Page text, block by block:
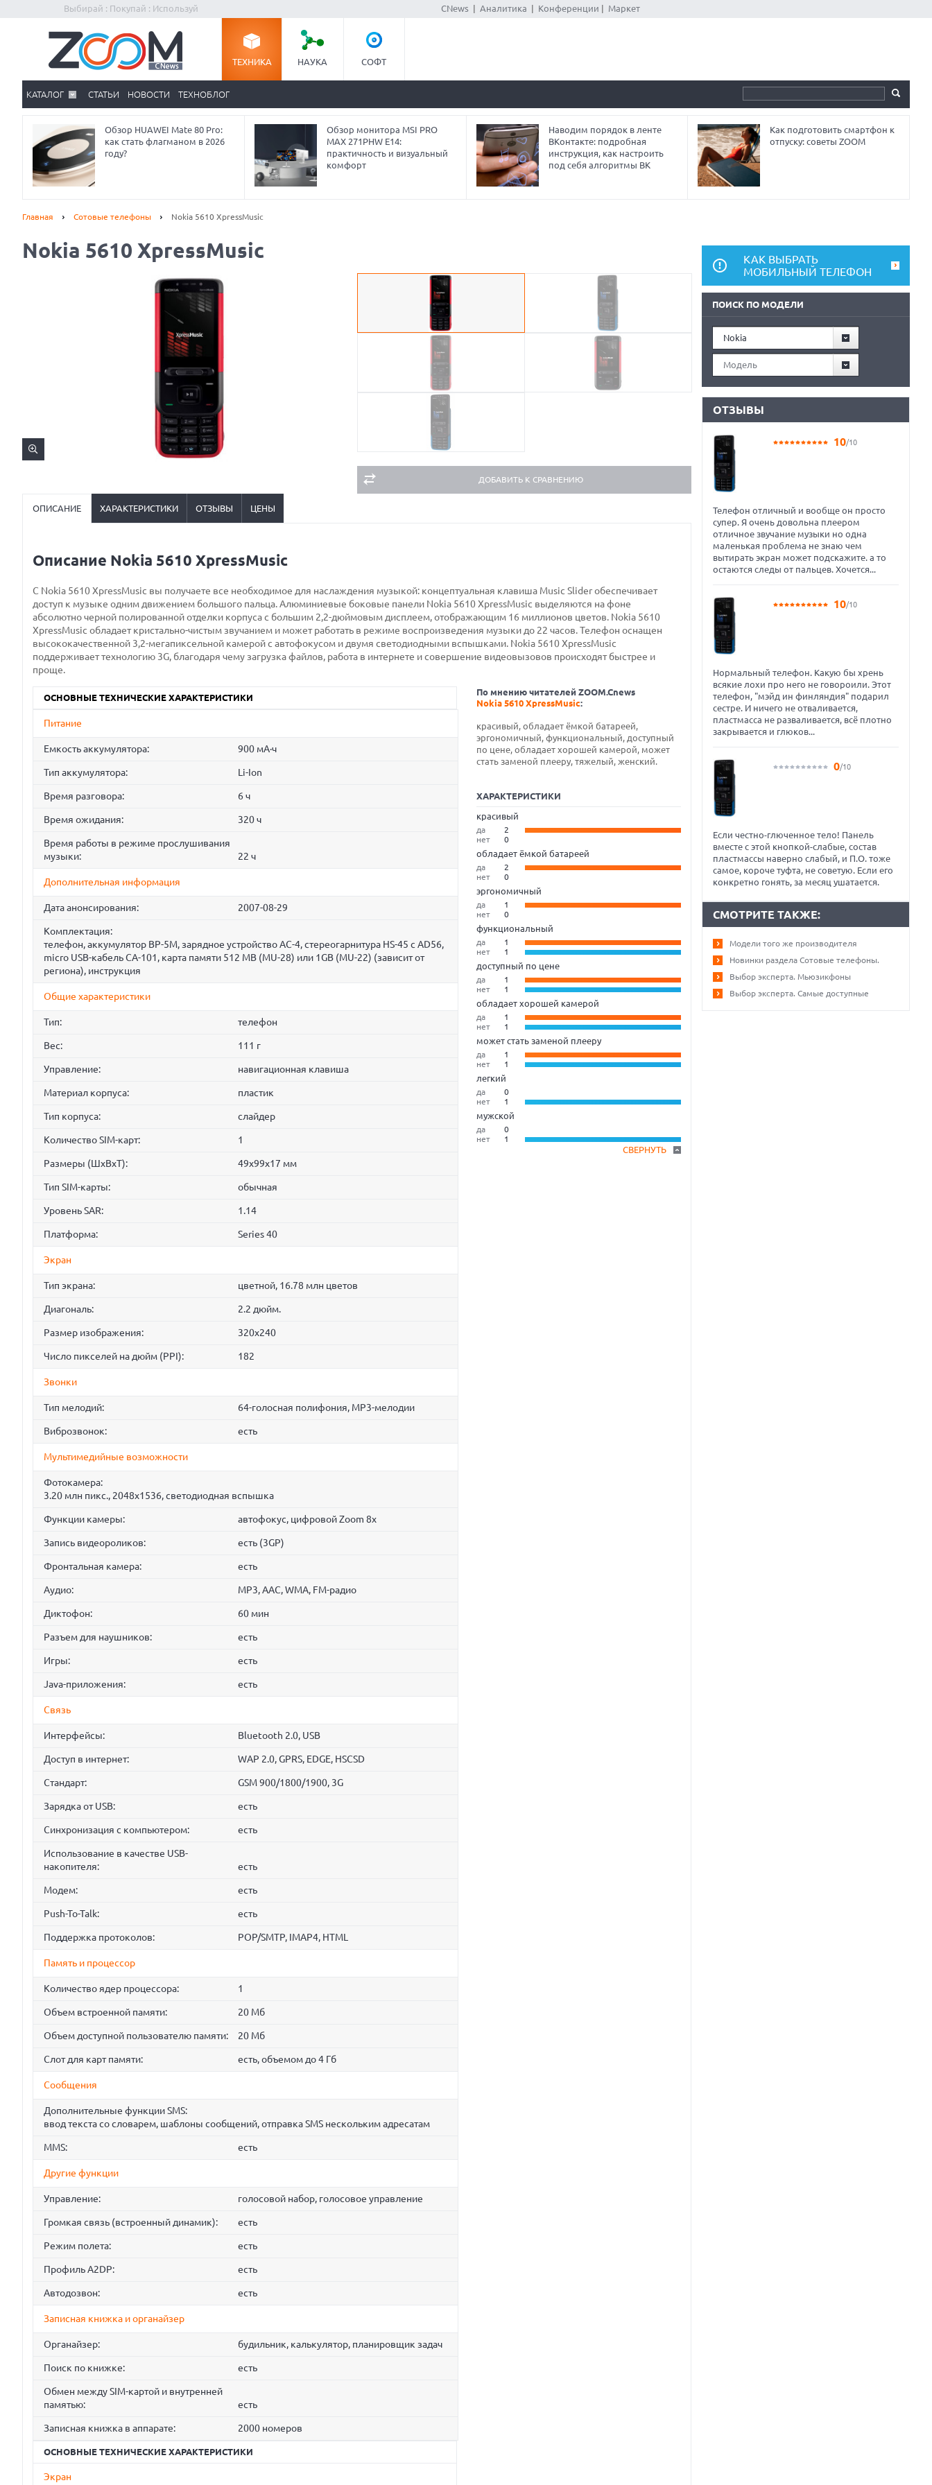
Выбирай : Покупай : Используй CNews| Аналитика Конференции Маркет
ТЕХНИКА НАУКА СОФТ
КАТАЛОГ СТАТЬИ НОВОСТИ ТЕХНОБЛОГ
Обзор HUAWEI Mate 80 Pro:
как стать флагманом в 2026
году?
Обзор монитора MSI PRO
MAX 271PHW E14:
практичность и визуальный
комфорт
Наводим порядок в ленте
ВКонтакте: подробная
инструкция, как настроить
под себя алгоритмы ВК
Как подготовить смартфон к
отпуску: советы ZOOM
Главная Сотовые телефоны Nokia 5610 XpressMusic
Nokia 5610 XpressMusic
ДОБАВИТЬ К СРАВНЕНИЮ
ОПИСАНИЕ ХАРАКТЕРИСТИКИ ОТЗЫВЫ ЦЕНЫ
Описание Nokia 5610 XpressMusic
С Nokia 5610 XpressMusic вы получаете все необходимое для наслаждения музыкой: концептуальная клавиша Music Slider обеспечивает
доступ к музыке одним движением большого пальца. Алюминиевые боковые панели Nokia 5610 XpressMusic выделяются на фоне
абсолютно черной полированной отделки корпуса с большим 2,2-дюймовым дисплеем, отображающим 16 миллионов цветов. Nokia 5610
XpressMusic обладает кристально-чистым звучанием и может работать в режиме воспроизведения музыки до 22 часов. Телефон оснащен
высококачественной 3,2-мегапиксельной камерой с автофокусом и двумя светодиодными вспышками. Nokia 5610 XpressMusic
поддерживает технологию 3G, благодаря чему загрузка файлов, работа в интернете и совершение видеовызовов происходят быстрее и
проще.
По мнению читателей ZOOM.Cnews
Nokia 5610 XpressMusic:
красивый, обладает ёмкой батареей,
эргономичный, функциональный, доступный
по цене, обладает хорошей камерой, может
стать заменой плееру, тяжелый, женский.
ХАРАКТЕРИСТИКИ
красивый
да
2
нет
0
обладает ёмкой батареей
да
2
нет
0
эргономичный
да
1
нет
0
функциональный
да
1
нет
1
доступный по цене
да
1
нет
1
обладает хорошей камерой
да
1
нет
1
может стать заменой плееру
да
1
нет
1
легкий
да
0
нет
1
мужской
да
0
нет
1
СВЕРНУТЬ
ОСНОВНЫЕ ТЕХНИЧЕСКИЕ ХАРАКТЕРИСТИКИ
Питание
Емкость аккумулятора: 900 мА·ч
Тип аккумулятора: Li-Ion
Время разговора: 6 ч
Время ожидания: 320 ч
Время работы в режиме прослушивания
музыки:
22 ч
Дополнительная информация
Дата анонсирования: 2007-08-29
Комплектация:
телефон, аккумулятор BP-5M, зарядное устройство AC-4, стереогарнитура HS-45 с AD56,
micro USB-кабель CA-101, карта памяти 512 MB (MU-28) или 1GB (MU-22) (зависит от
региона), инструкция
Общие характеристики
Тип: телефон
Вес: 111 г
Управление: навигационная клавиша
Материал корпуса: пластик
Тип корпуса: слайдер
Количество SIM-карт: 1
Размеры (ШxВxТ): 49x99x17 мм
Тип SIM-карты: обычная
Уровень SAR: 1.14
Платформа: Series 40
Экран
Тип экрана: цветной, 16.78 млн цветов
Диагональ: 2.2 дюйм.
Размер изображения: 320x240
Число пикселей на дюйм (PPI): 182
Звонки
Тип мелодий: 64-голосная полифония, MP3-мелодии
Виброзвонок: есть
Мультимедийные возможности
Фотокамера:
3.20 млн пикс., 2048x1536, светодиодная вспышка
Функции камеры: автофокус, цифровой Zoom 8x
Запись видеороликов: есть (3GP)
Фронтальная камера: есть
Аудио: MP3, AAC, WMA, FM-радио
Диктофон: 60 мин
Разъем для наушников: есть
Игры: есть
Java-приложения: есть
Связь
Интерфейсы: Bluetooth 2.0, USB
Доступ в интернет: WAP 2.0, GPRS, EDGE, HSCSD
Стандарт: GSM 900/1800/1900, 3G
Зарядка от USB: есть
Синхронизация с компьютером: есть
Использование в качестве USB-
накопителя:
есть
Модем: есть
Push-To-Talk: есть
Поддержка протоколов: POP/SMTP, IMAP4, HTML
Память и процессор
Количество ядер процессора: 1
Объем встроенной памяти: 20 Мб
Объем доступной пользователю памяти: 20 Мб
Слот для карт памяти: есть, объемом до 4 Гб
Сообщения
Дополнительные функции SMS:
ввод текста со словарем, шаблоны сообщений, отправка SMS нескольким адресатам
MMS: есть
Другие функции
Управление: голосовой набор, голосовое управление
Громкая связь (встроенный динамик): есть
Режим полета: есть
Профиль A2DP: есть
Автодозвон: есть
Записная книжка и органайзер
Органайзер: будильник, калькулятор, планировщик задач
Поиск по книжке: есть
Обмен между SIM-картой и внутренней
памятью:
есть
Записная книжка в аппарате: 2000 номеров
ОСНОВНЫЕ ТЕХНИЧЕСКИЕ ХАРАКТЕРИСТИКИ
Экран
КАК ВЫБРАТЬ
МОБИЛЬНЫЙ ТЕЛЕФОН
ПОИСК ПО МОДЕЛИ
Nokia
Модель
ОТЗЫВЫ
10/10
Телефон отличный и вообще он просто
супер. Я очень довольна плеером
отличное звучание музыки но одна
маленькая проблема не знаю чем
вытирать экран может подскажите. а то
остаются следы от пальцев. Хочется...
10/10
Нормальный телефон. Какую бы хрень
всякие лохи про него не говороили. Этот
телефон, "мэйд ин финляндия" подарил
сестре. И ничего не отваливается,
пластмасса не разваливается, всё плотно
закрывается и глюков...
0/10
Если честно-глюченное тело! Панель
вместе с этой кнопкой-слабые, состав
пластмассы наверно слабый, и П.О. тоже
самое, короче туфта, не советую. Если его
конкретно гонять, за месяц ушатается.
СМОТРИТЕ ТАКЖЕ:
Модели того же производителя
Новинки раздела Сотовые телефоны.
Выбор эксперта. Мьюзикфоны
Выбор эксперта. Самые доступные